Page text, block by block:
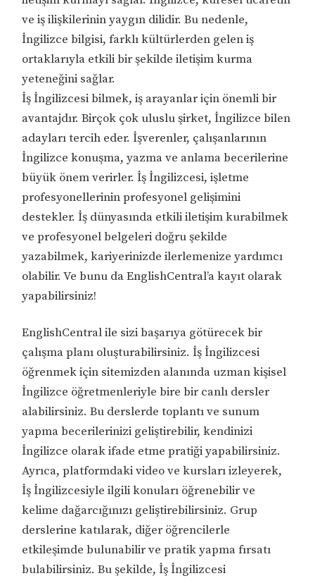
ve iş ilişkilerinin yaygın dilidir. Bu nedenle,
İngilizce bilgisi, farklı kültürlerden gelen iş
ortaklarıyla etkili bir şekilde iletişim kurma
yeteneğini sağlar.
İş İngilizcesi bilmek, iş arayanlar için önemli bir
avantajdır. Birçok çok uluslu şirket, İngilizce bilen
adayları tercih eder. İşverenler, çalışanlarının
İngilizce konuşma, yazma ve anlama becerilerine
büyük önem verirler. İş İngilizcesi, işletme
profesyonellerinin profesyonel gelişimini
destekler. İş dünyasında etkili iletişim kurabilmek
ve profesyonel belgeleri doğru şekilde
yazabilmek, kariyerinizde ilerlemenize yardımcı
olabilir. Ve bunu da EnglishCentral’a kayıt olarak
yapabilirsiniz!
EnglishCentral ile sizi başarıya götürecek bir
çalışma planı oluşturabilirsiniz. İş İngilizcesi
öğrenmek için sitemizden alanında uzman kişisel
İngilizce öğretmenleriyle bire bir canlı dersler
alabilirsiniz. Bu derslerde toplantı ve sunum
yapma becerilerinizi geliştirebilir, kendinizi
İngilizce olarak ifade etme pratiği yapabilirsiniz.
Ayrıca, platformdaki video ve kursları izleyerek,
İş İngilizcesiyle ilgili konuları öğrenebilir ve
kelime dağarcığınızı geliştirebilirsiniz. Grup
derslerine katılarak, diğer öğrencilerle
etkileşimde bulunabilir ve pratik yapma fırsatı
bulabilirsiniz. Bu şekilde, İş İngilizcesi